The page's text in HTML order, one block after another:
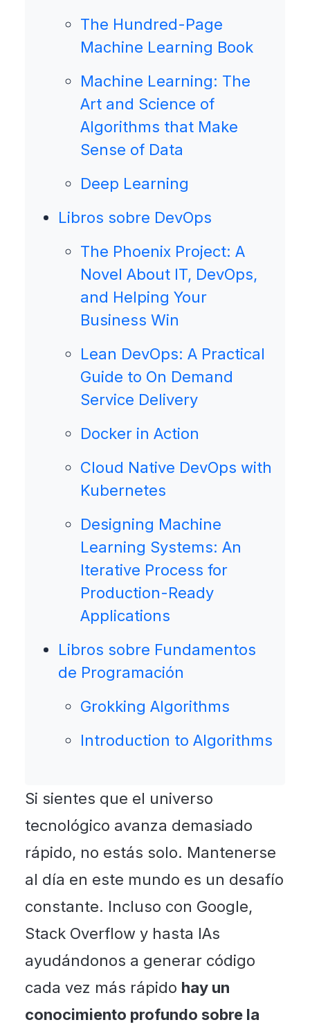
The Hundred-Page
Machine Learning Book
Machine Learning: The
Art and Science of
Algorithms that Make
Sense of Data
Deep Learning
Libros sobre DevOps
The Phoenix Project: A
Novel About IT, DevOps,
and Helping Your
Business Win
Lean DevOps: A Practical
Guide to On Demand
Service Delivery
Docker in Action
Cloud Native DevOps with
Kubernetes
Designing Machine
Learning Systems: An
Iterative Process for
Production-Ready
Applications
Libros sobre Fundamentos
de Programación
Grokking Algorithms
Introduction to Algorithms
Si sientes que el universo
tecnológico avanza demasiado
rápido, no estás solo. Mantenerse
al día en este mundo es un desafío
constante. Incluso con Google,
Stack Overflow y hasta IAs
ayudándonos a generar código
cada vez más rápido hay un
conocimiento profundo sobre la